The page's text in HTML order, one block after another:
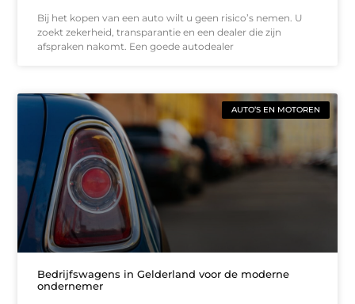
Bij het kopen van een auto wilt u geen risico’s nemen. U
zoekt zekerheid, transparantie en een dealer die zijn
afspraken nakomt. Een goede autodealer
AUTO’S EN MOTOREN
Bedrijfswagens in Gelderland voor de moderne
ondernemer